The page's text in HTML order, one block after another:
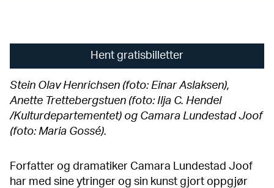
Hent gratisbilletter
Stein Olav Henrichsen (foto: Einar Aslaksen),
Anette Trettebergstuen (foto: Ilja C. Hendel
/Kulturdepartementet) og Camara Lundestad Joof
(foto: Maria Gossé).
Forfatter og dramatiker Camara Lundestad Joof
har med sine ytringer og sin kunst gjort oppgjør